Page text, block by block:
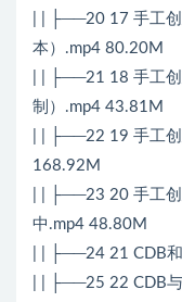
| | ├──20 17 手工
本）.mp4 80.20M
| | ├──21 18 手工
制）.mp4 43.81M
| | ├──22 19 手工
168.92M
| | ├──23 20 手工
中.mp4 48.80M
| | ├──24 21 CDB
| | ├──25 22 CDB